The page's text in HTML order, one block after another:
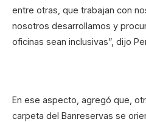
entre otras, que trabajan con
nosotros desarrollamos y
oficinas sean inclusivas”, dijo
En ese aspecto, agregó que,
carpeta del Banreservas se